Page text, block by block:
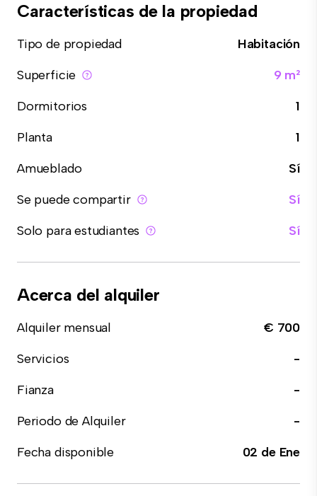
Características de la propiedad
Tipo de propiedad
Habitación
Superficie
9 m²
Dormitorios
1
Planta
1
Amueblado
Sí
Se puede compartir
Sí
Solo para estudiantes
Sí
Acerca del alquiler
Alquiler mensual
€ 700
Servicios
-
Fianza
-
Periodo de Alquiler
-
Fecha disponible
02 de Ene